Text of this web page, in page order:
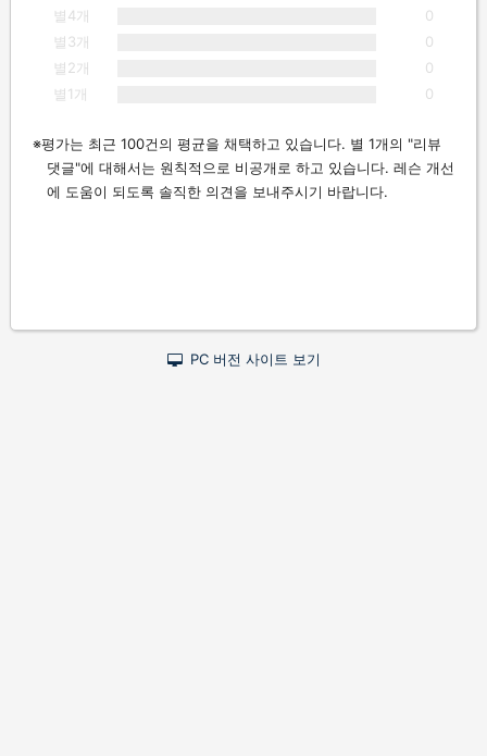
별4개
0
별3개
0
별2개
0
별1개
0
평가는 최근 100건의 평균을 채택하고 있습니다. 별 1개의 "리뷰
댓글"에 대해서는 원칙적으로 비공개로 하고 있습니다. 레슨 개선
에 도움이 되도록 솔직한 의견을 보내주시기 바랍니다.
PC 버전 사이트 보기